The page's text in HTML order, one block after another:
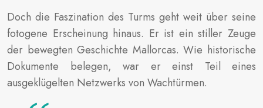
Doch die Faszination des Turms geht weit über seine
fotogene Erscheinung hinaus. Er ist ein stiller Zeuge
der bewegten Geschichte Mallorcas. Wie historische
Dokumente belegen, war er einst Teil eines
ausgeklügelten Netzwerks von Wachtürmen.